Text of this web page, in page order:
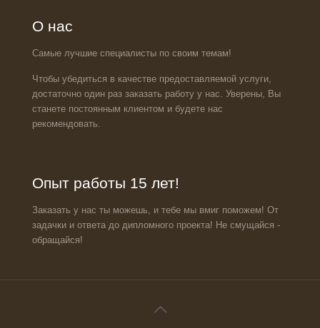
О нас
Самые лучшие специалисты по своим темам!
Чтобы убедиться в качестве предоставляемой услуги,
достаточно один раз заказать работу у нас. Уверены, Вы
станете постоянным клиентом и будете нас
рекомендовать.
Опыт работы 15 лет!
Заказать у нас ты можешь, и тебе мы вмиг поможем! От
задачки и ответа до дипломного проекта! Не смущайся -
обращайся!